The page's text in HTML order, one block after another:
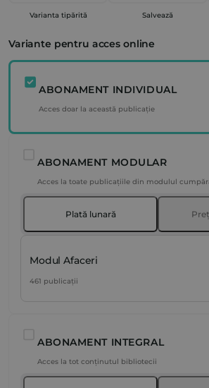
Varianta tipărită Salvează
Variante pentru acces online
ABONAMENT INDIVIDUAL
Acces doar la această publicație
ABONAMENT MODULAR
Acces la toate publicațiile din modulul
Plată lunară
Modul Afaceri
461 publicații
ABONAMENT INTEGRAL
Acces la tot conținutul bibliotecii